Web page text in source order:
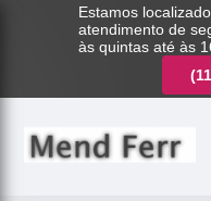
Estamos
atendimento de
às quintas até às